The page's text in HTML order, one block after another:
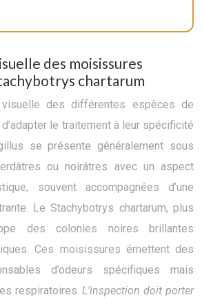
des moisissures
chartarum
visuelle des différentes espèces de
le traitement à leur spécificité
se présente généralement sous
ou noirâtres avec un aspect
souvent accompagnées d’une
Le Stachybotrys chartarum, plus
des colonies noires brillantes
Ces moisissures émettent des
d’odeurs spécifiques mais
respiratoires.L’inspection doit porter